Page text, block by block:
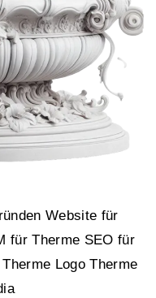
Website für
für Therme SEO für
Logo Therme